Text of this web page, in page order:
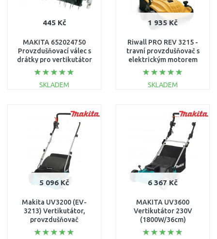
445 Kč
MAKITA 652024750
Provzdušňovací válec s
drátky pro vertikutátor
UV3600
SKLADEM
Porovnat
1 935 Kč
Riwall PRO REV 3215 -
travní provzdušňovač s
elektrickým motorem
combi 3v1
EV16A1901084
SKLADEM
Porovnat
5 096 Kč
Makita UV3200 (EV-
3213) Vertikutátor,
provzdušňovač
(1300W/32cm)
6 367 Kč
MAKITA UV3600
Vertikutátor 230V
(1800W/36cm)